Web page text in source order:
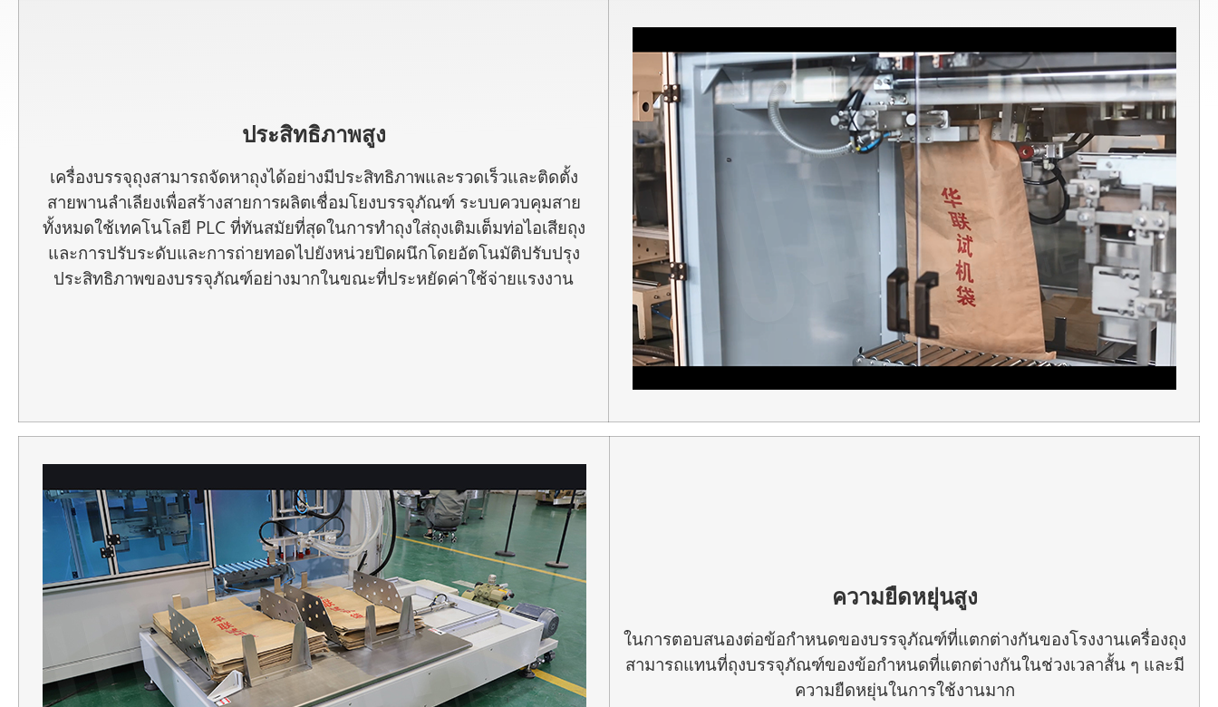
ประสิทธิภาพสูง
เครื่องบรรจุถุงสามารถจัดหาถุงได้อย่างมีประสิทธิภาพและรวดเร็วและติดตั้ง
สายพานลำเลียงเพื่อสร้างสายการผลิตเชื่อมโยงบรรจุภัณฑ์ ระบบควบคุมสาย
ทั้งหมดใช้เทคโนโลยี PLC ที่ทันสมัยที่สุดในการทำถุงใส่ถุงเติมเต็มท่อไอเสียถุง
และการปรับระดับและการถ่ายทอดไปยังหน่วยปิดผนึกโดยอัตโนมัติปรับปรุง
ประสิทธิภาพของบรรจุภัณฑ์อย่างมากในขณะที่ประหยัดค่าใช้จ่ายแรงงาน
ความยืดหยุ่นสูง
ในการตอบสนองต่อข้อกำหนดของบรรจุภัณฑ์ที่แตกต่างกันของโรงงานเครื่องถุง
สามารถแทนที่ถุงบรรจุภัณฑ์ของข้อกำหนดที่แตกต่างกันในช่วงเวลาสั้น ๆ และมี
ความยืดหยุ่นในการใช้งานมาก